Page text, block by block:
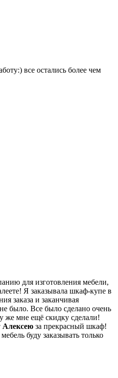
все остались более чем
для изготовления мебели,
Я заказывала шкаф-купе в
заказа и заканчивая
было. Все было сделано очень
же мне ещё скидку сделали!
Алексею за прекрасный шкаф!
буду заказывать только